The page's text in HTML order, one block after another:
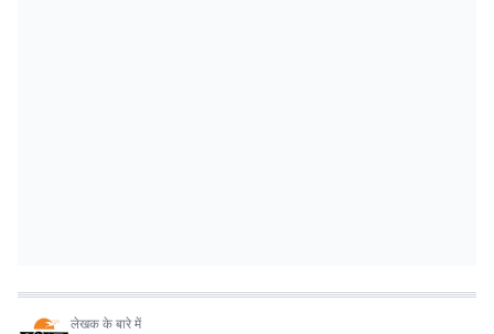
लेखक के बारे में